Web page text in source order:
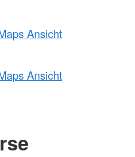
Ansicht
Ansicht